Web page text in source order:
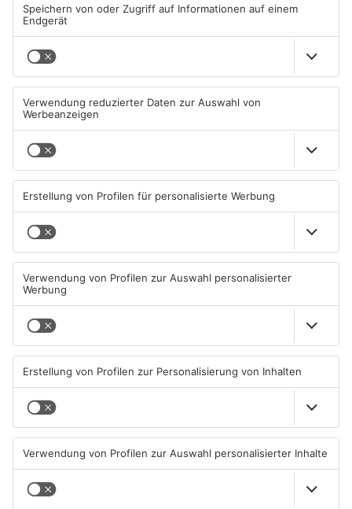
Wasserrohrbruch in
geflutet
OFFENBACH
Jugendzentrum scheitert
OFFENBACH
Trinkwasserbrunnen in
Obertshausen mit Keimen
belastet
06.08.2026, 06:45 UHR IN KREIS
OFFENBACH
Senior vor Offenbacher Bank
05.08.2026, 13:42 UHR IN KREIS
OFFENBACH